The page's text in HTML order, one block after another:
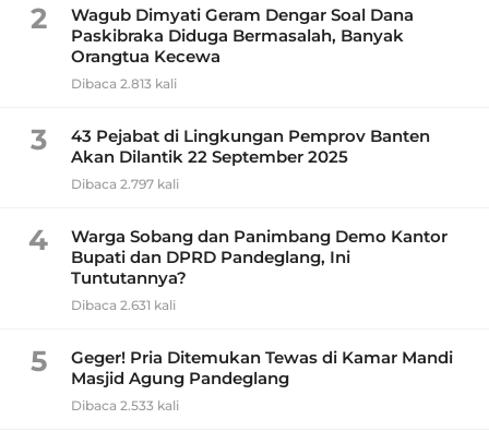
2
Wagub Dimyati Geram Dengar Soal Dana
Paskibraka Diduga Bermasalah, Banyak
Orangtua Kecewa
Dibaca 2.813 kali
3
43 Pejabat di Lingkungan Pemprov Banten
Akan Dilantik 22 September 2025
Dibaca 2.797 kali
4
Warga Sobang dan Panimbang Demo Kantor
Bupati dan DPRD Pandeglang, Ini
Tuntutannya?
Dibaca 2.631 kali
5
Geger! Pria Ditemukan Tewas di Kamar Mandi
Masjid Agung Pandeglang
Dibaca 2.533 kali